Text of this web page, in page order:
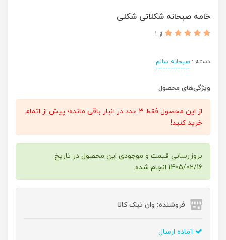
خامه صبحانه شکلاتی شکلی
از 1
دسته : صبحانه سالم
ویژگی‌های محصول
از این محصول فقط 3 عدد در انبار باقی مانده؛ پیش از اتمام
خرید کنید!
بروزرسانی قیمت و موجودی این محصول در تاریخ
1405/02/16 انجام شده.
فروشنده: وان تیک کالا
آماده ارسال